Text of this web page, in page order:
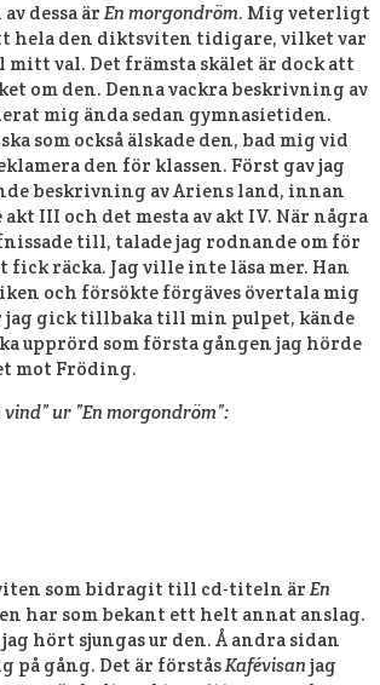
dessa är En morgondröm. Mig veterligt
hela den diktsviten tidigare, vilket var
val. Det främsta skälet är dock att
om den. Denna vackra beskrivning av
mig ända sedan gymnasietiden.
som också älskade den, bad mig vid
den för klassen. Först gav jag
beskrivning av Ariens land, innan
III och det mesta av akt IV. När några
till, talade jag rodnande om för
räcka. Jag ville inte läsa mer. Han
och försökte förgäves övertala mig
jag gick tillbaka till min pulpet, kände
upprörd som första gången jag hörde
mot Fröding.
vind” ur ”En morgondröm”:
som bidragit till cd-titeln är En
har som bekant ett helt annat anslag.
hört sjungas ur den. Å andra sidan
på gång. Det är förståsKafévisan jag